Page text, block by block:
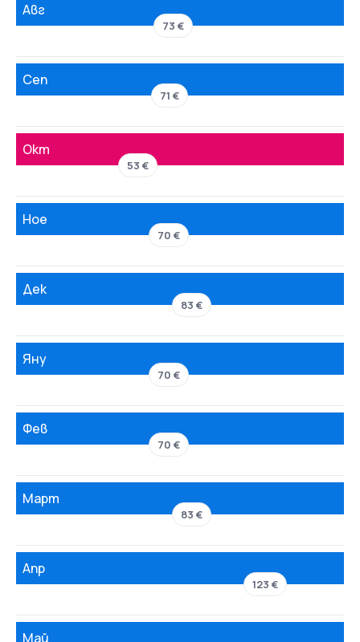
Авг
73 €
Сеп
71 €
Окт
53 €
Ное
70 €
Дек
83 €
Яну
70 €
Фев
70 €
Март
83 €
Апр
123 €
Май